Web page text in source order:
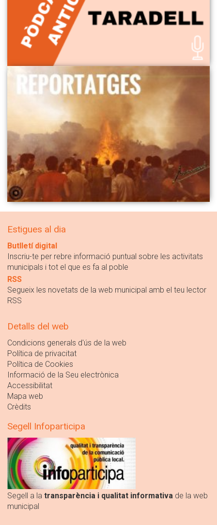
Estigues al dia
Butlletí digital
Inscriu-te per rebre informació puntual sobre les activitats
municipals i tot el que es fa al poble
RSS
Segueix les novetats de la web municipal amb el teu lector
RSS
Detalls del web
Condicions generals d'ús de la web
Política de privacitat
Política de Cookies
Informació de la Seu electrònica
Accessibilitat
Mapa web
Crèdits
Segell Infoparticipa
Segell a la transparència i qualitat informativa de la web
municipal